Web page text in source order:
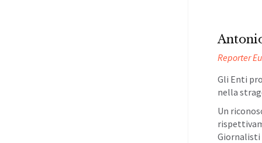
Reporter
Gli Enti
nella
Un
Giornalisti